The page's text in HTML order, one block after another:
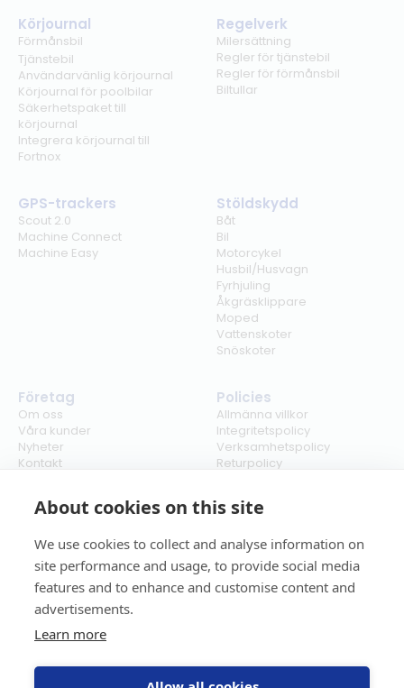
About cookies on this site
We use cookies to collect and analyse information on
site performance and usage, to provide social media
features and to enhance and customise content and
advertisements.
Learn more
Körjournal
Förmånsbil
Tjänstebil
Användarvänlig körjournal
Körjournal för poolbilar
Säkerhetspaket till
körjournal
Integrera körjournal till
Fortnox
Regelverk
Milersättning
Regler för tjänstebil
Regler för förmånsbil
Biltullar
GPS-trackers
Scout 2.0
Machine Connect
Machine Easy
Stöldskydd
Båt
Bil
Motorcykel
Husbil/Husvagn
Fyrhjuling
Åkgräsklippare
Moped
Vattenskoter
Snöskoter
Företag
Om oss
Våra kunder
Nyheter
Kontakt
Policies
Allmänna villkor
Integritetspolicy
Verksamhetspolicy
Returpolicy
Cookies